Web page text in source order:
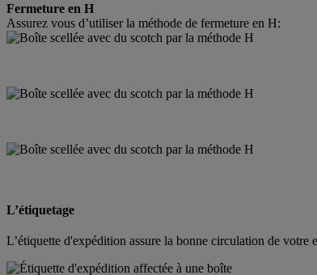
Fermeture en H
Assurez vous d’utiliser la méthode de fermeture en H:
L’étiquetage
L’étiquette d'expédition assure la bonne circulation de votre